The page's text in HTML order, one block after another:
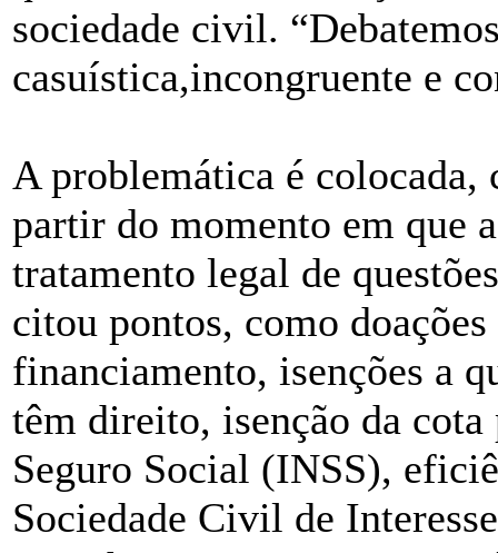
sociedade civil.
casuística,incongruente e
A problemática é colocada,
partir do momento em que
tratamento legal de
citou pontos, como
financiamento, isenções a
têm direito, isenção da
Seguro Social (INSS),
Sociedade Civil de